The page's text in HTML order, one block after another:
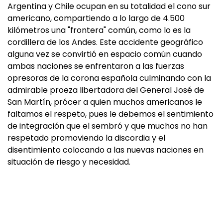
Argentina y Chile ocupan en su totalidad el cono sur
americano, compartiendo a lo largo de 4.500
kilómetros una "frontera" común, como lo es la
cordillera de los Andes. Este accidente geográfico
alguna vez se convirtió en espacio común cuando
ambas naciones se enfrentaron a las fuerzas
opresoras de la corona española culminando con la
admirable proeza libertadora del General José de
San Martín, prócer a quien muchos americanos le
faltamos el respeto, pues le debemos el sentimiento
de integración que el sembró y que muchos no han
respetado promoviendo la discordia y el
disentimiento colocando a las nuevas naciones en
situación de riesgo y necesidad.